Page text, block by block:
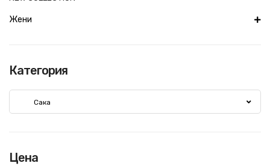
Жени
Категория
Сака
Цена